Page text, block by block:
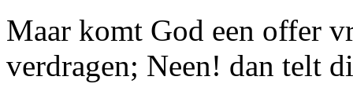
Maar komt God een offer
verdragen; Neen! dan telt